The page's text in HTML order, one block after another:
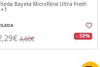
Bayeta Microfibra Ultra Fresh
4,60€ - 50%